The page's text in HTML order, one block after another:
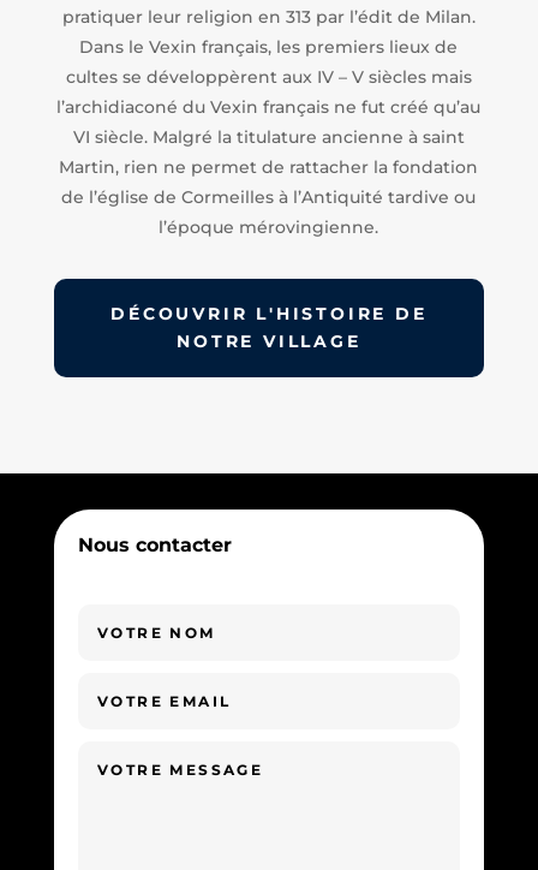
pratiquer leur religion en 313 par l’édit de Milan.
Dans le Vexin français, les premiers lieux de
cultes se développèrent aux IV – V siècles mais
l’archidiaconé du Vexin français ne fut créé qu’au
VI siècle. Malgré la titulature ancienne à saint
Martin, rien ne permet de rattacher la fondation
de l’église de Cormeilles à l’Antiquité tardive ou
l’époque mérovingienne.
DÉCOUVRIR L'HISTOIRE DE
NOTRE VILLAGE
Nous contacter